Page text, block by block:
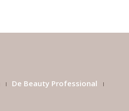
De Beauty Professional